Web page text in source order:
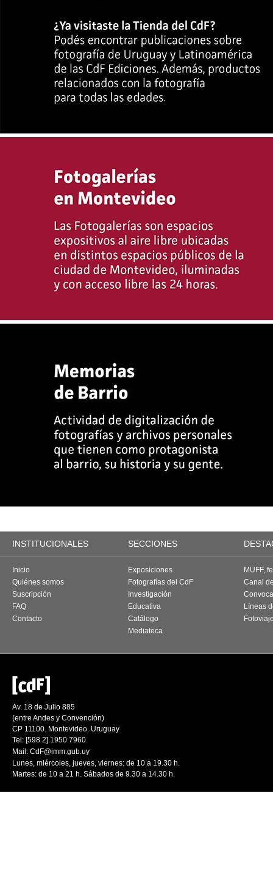
INSTITUCIONALES SECCIONES
Inicio
Quiénes somos
Suscripción
FAQ
Contacto
Exposiciones
Fotografías del CdF
Investigación
Educativa
Catálogo
Mediateca
MUFF,
Canal
Líneas
Av. 18 de Julio 885
(entre Andes y Convención)
CP 11100. Montevideo. Uruguay
Tel: [598 2] 1950 7960
Mail: CdF@imm.gub.uy
Lunes, miércoles, jueves, viernes: de 10 a 19.30 h.
Martes: de 10 a 21 h. Sábados de 9.30 a 14.30 h.